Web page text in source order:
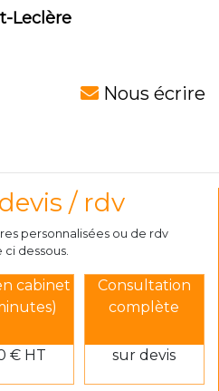
Leclère
Nous écrire
/ rdv
personnalisées ou de rdv
dessous.
cabinet
€ HT
Consultation
complète
sur devis